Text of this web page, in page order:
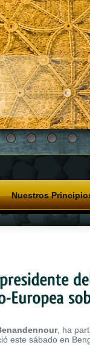
Nuestros
, ha
este sábado en